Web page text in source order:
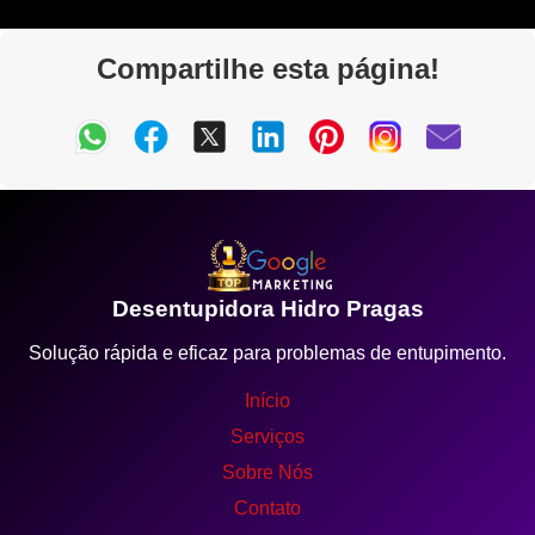
Compartilhe esta página!
Desentupidora Hidro Pragas
Solução rápida e eficaz para problemas de entupimento.
Início
Serviços
Sobre Nós
Contato